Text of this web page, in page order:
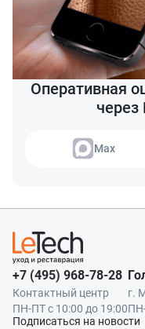
Оперативная
через
Max
+7 (495) 968-78-28
Контактный центр
ПН-ПТ с 10:00 до 19:00
г.
Подписаться на новости